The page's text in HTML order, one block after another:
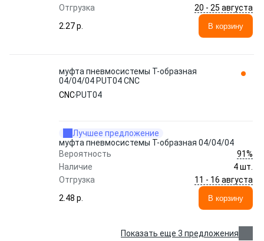
Отгрузка
20 - 25 августа
2.27 p.
В корзину
муфта пневмосистемы Т-образная
04/04/04 PUT04 CNC
CNC PUT04
Лучшее предложение
муфта пневмосистемы Т-образная 04/04/04
Вероятность
91%
Наличие
4 шт.
Отгрузка
11 - 16 августа
2.48 p.
В корзину
Показать еще 3 предложения